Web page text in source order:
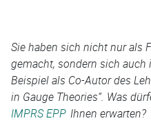
Sie haben sich nicht nur als
gemacht, sondern sich auch
Beispiel als Co-Autor des
in Gauge Theories“. Was
IMPRS EPP Ihnen erwarten?